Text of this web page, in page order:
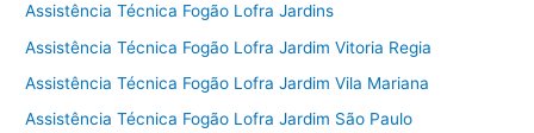
Assistência Técnica Fogão Lofra Jardins
Assistência Técnica Fogão Lofra Jardim Vitoria Regia
Assistência Técnica Fogão Lofra Jardim Vila Mariana
Assistência Técnica Fogão Lofra Jardim São Paulo